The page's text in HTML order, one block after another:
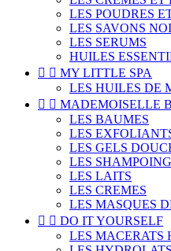
LES POUDRES
LES SAVONS
LES SERUMS
HUILES
  MY LITTLE SPA
LES HUILES DE
  MADEMOISELLE
LES BAUMES
LES
LES GELS
LES
LES LAITS
LES CREMES
LES MASQUES
  DO IT YOURSELF
LES MACERATS